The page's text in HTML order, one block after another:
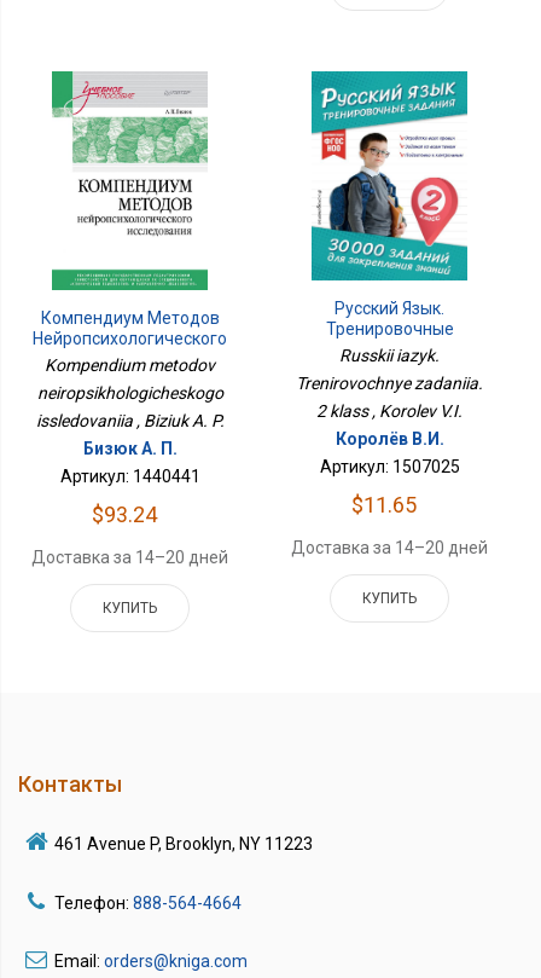
Компендиум Методов
Нейропсихологического
Исследования
Kompendium metodov
neiropsikhologicheskogo
issledovaniia , Biziuk A. P.
Бизюк А. П.
Артикул: 1440441
$93.24
Доставка за 14–20 дней
КУПИТЬ
Русский Язык.
Тренировочные
Задания. 2 Класс
Russkii iazyk.
Trenirovochnye zadaniia.
2 klass , Korolev V.I.
Королёв В.И.
Артикул: 1507025
$11.65
Доставка за 14–20 дней
КУПИТЬ
Контакты
461 Avenue P, Brooklyn, NY 11223
Телефон: 888-564-4664
Email: orders@kniga.com